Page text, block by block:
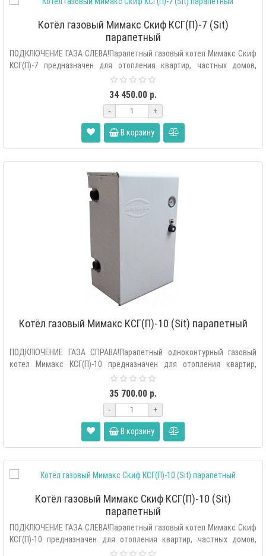
Котёл газовый Мимакс Скиф КСГ(П)-7 (Sit)
парапетный
ПОДКЛЮЧЕНИЕ ГАЗА СЛЕВА!Парапетный газовый котел Мимакс Скиф
КСГ(П)-7 предназначен для отопления квартир, частных домов,
34 450.00 р.
- +
В корзину
Котёл газовый Мимакс КСГ(П)-10 (Sit) парапетный
ПОДКЛЮЧЕНИЕ ГАЗА СПРАВА!Парапетный одноконтурный газовый
котел Мимакс КСГ(П)-10 предназначен для отопления квартир,
35 700.00 р.
- +
В корзину
Котёл газовый Мимакс Скиф КСГ(П)-10 (Sit)
парапетный
ПОДКЛЮЧЕНИЕ ГАЗА СЛЕВА!Парапетный газовый котел Мимакс Скиф
КСГ(П)-10 предназначен для отопления квартир, частных домов,